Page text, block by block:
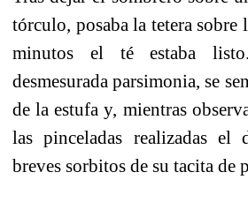
tórculo, posaba la tetera sobre
minutos el té estaba
desmesurada parsimonia, se
de la estufa y, mientras
las pinceladas realizadas el
breves sorbitos de su tacita de